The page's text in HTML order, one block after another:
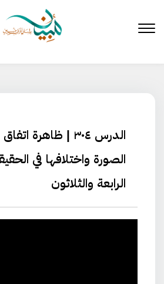
المحتوى
الدرس ٣٠٤ | ظاهرة
الصورة واختلافها في
الرابعة والثلاثون